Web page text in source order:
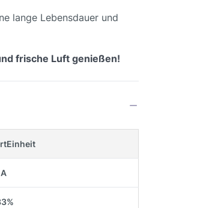
lange Lebensdauer und
frische Luft genießen!
Einheit
A
%